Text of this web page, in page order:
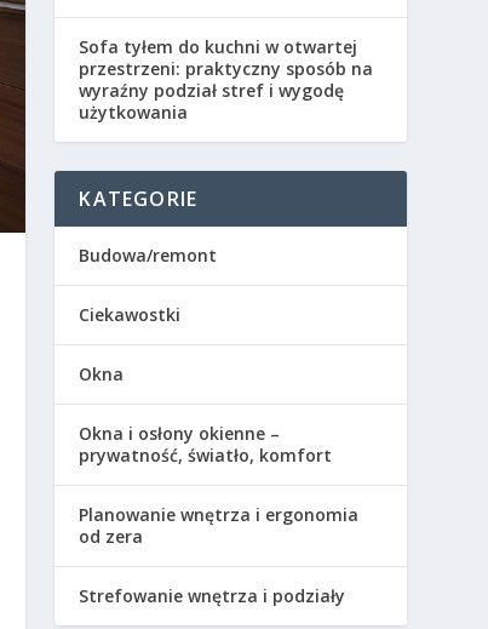
Sofa tyłem do kuchni w otwartej
przestrzeni: praktyczny sposób na
wyraźny podział stref i wygodę
użytkowania
KATEGORIE
Budowa/remont
Ciekawostki
Okna
Okna i osłony okienne –
prywatność, światło, komfort
Planowanie wnętrza i ergonomia
od zera
Strefowanie wnętrza i podziały